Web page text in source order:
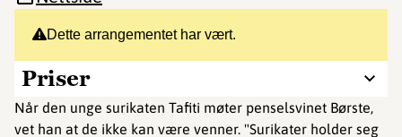
Dette arrangementet har vært.
Priser
Når den unge surikaten Tafiti møter penselsvinet Børste,
vet han at de ikke kan være venner. "Surikater holder seg